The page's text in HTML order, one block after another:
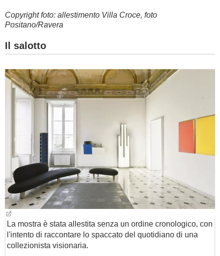
Copyright foto: allestimento Villa Croce, foto
Positano/Ravera
Il salotto
La mostra è stata allestita senza un ordine cronologico, con
l'intento di raccontare lo spaccato del quotidiano di una
collezionista visionaria.